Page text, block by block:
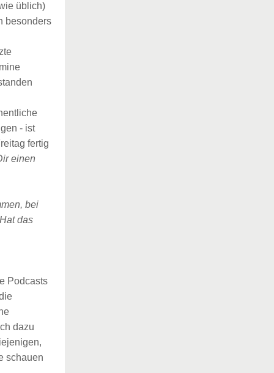
üblich)
besonders
- ist
fertig
einen
bei
das
Podcasts
dazu
schauen